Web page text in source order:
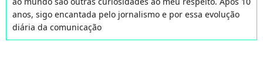
anos, sigo encantada pelo jornalismo e por essa evolução
diária da comunicação